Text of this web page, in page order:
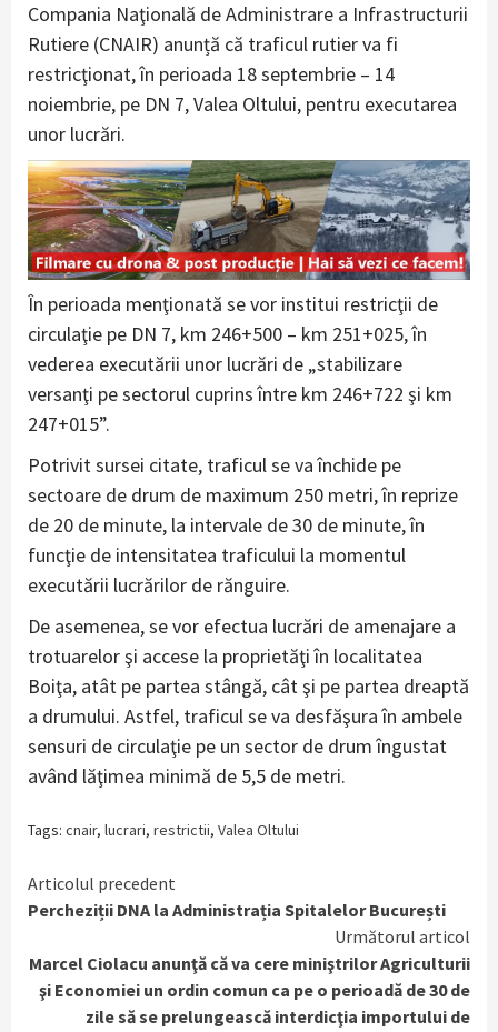
Compania Naţională de Administrare a Infrastructurii
Rutiere (CNAIR) anunță că traficul rutier va fi
restricţionat, în perioada 18 septembrie – 14
noiembrie, pe DN 7, Valea Oltului, pentru executarea
unor lucrări.
În perioada menţionată se vor institui restricţii de
circulaţie pe DN 7, km 246+500 – km 251+025, în
vederea executării unor lucrări de „stabilizare
versanţi pe sectorul cuprins între km 246+722 şi km
247+015”.
Potrivit sursei citate, traficul se va închide pe
sectoare de drum de maximum 250 metri, în reprize
de 20 de minute, la intervale de 30 de minute, în
funcţie de intensitatea traficului la momentul
executării lucrărilor de rănguire.
De asemenea, se vor efectua lucrări de amenajare a
trotuarelor şi accese la proprietăţi în localitatea
Boiţa, atât pe partea stângă, cât şi pe partea dreaptă
a drumului. Astfel, traficul se va desfăşura în ambele
sensuri de circulaţie pe un sector de drum îngustat
având lăţimea minimă de 5,5 de metri.
Tags: cnair, lucrari, restrictii, Valea Oltului
Continue
Reading
Articolul precedent
Percheziții DNA la Administrația Spitalelor București
Următorul articol
Marcel Ciolacu anunţă că va cere miniştrilor Agriculturii
şi Economiei un ordin comun ca pe o perioadă de 30 de
zile să se prelungească interdicţia importului de